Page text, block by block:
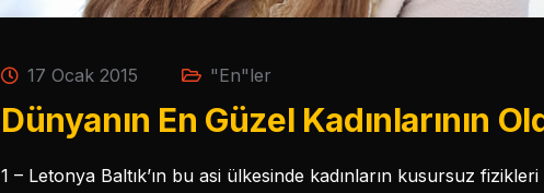
17 Ocak 2015 "En"ler
Dünyanın En Güzel Kadınlarının
1 – Letonya Baltık’ın bu asi ülkesinde kadınların kusursuz